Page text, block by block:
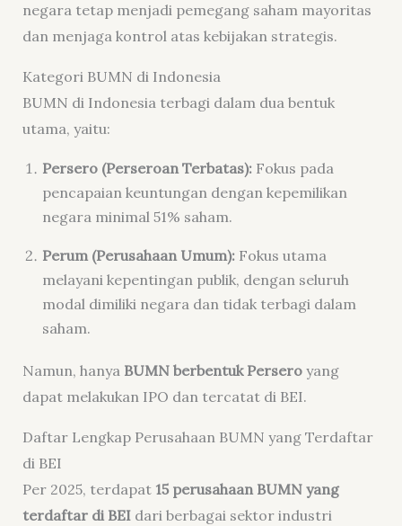
negara tetap menjadi pemegang saham mayoritas
dan menjaga kontrol atas kebijakan strategis.
Kategori BUMN di Indonesia
BUMN di Indonesia terbagi dalam dua bentuk
utama, yaitu:
Persero (Perseroan Terbatas): Fokus pada
pencapaian keuntungan dengan kepemilikan
negara minimal 51% saham.
Perum (Perusahaan Umum): Fokus utama
melayani kepentingan publik, dengan seluruh
modal dimiliki negara dan tidak terbagi dalam
saham.
Namun, hanya BUMN berbentuk Perseroyang
dapat melakukan IPO dan tercatat di BEI.
Daftar Lengkap Perusahaan BUMN yang Terdaftar
di BEI
Per 2025, terdapat 15 perusahaan BUMN yang
terdaftar di BEIdari berbagai sektor industri